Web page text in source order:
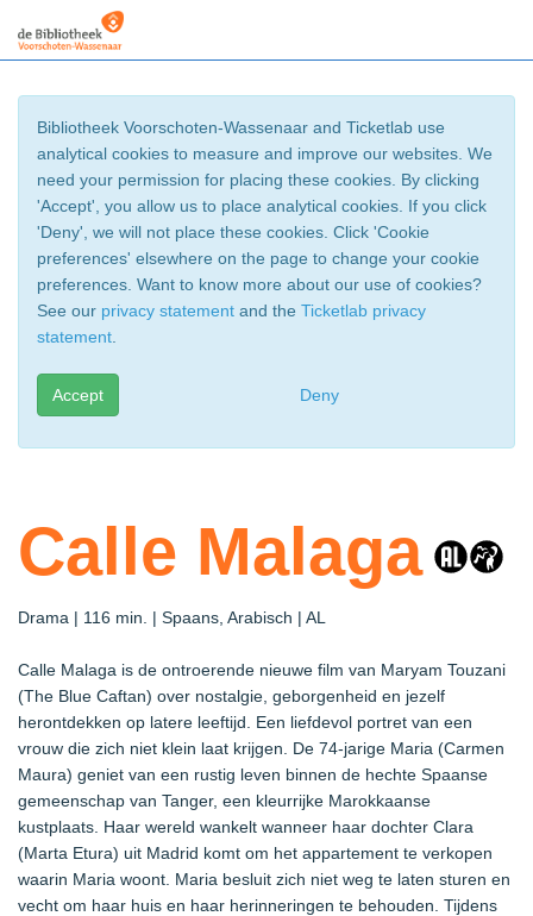
Bibliotheek Voorschoten-Wassenaar and Ticketlab use
analytical cookies to measure and improve our websites. We
need your permission for placing these cookies. By clicking
'Accept', you allow us to place analytical cookies. If you click
'Deny', we will not place these cookies. Click 'Cookie
preferences' elsewhere on the page to change your cookie
preferences. Want to know more about our use of cookies?
See our privacy statement and the Ticketlab privacy
statement
Accept Deny
Calle Malaga
Drama | 116 min. | Spaans, Arabisch | AL
Calle Malaga is de ontroerende nieuwe film van Maryam Touzani
(The Blue Caftan) over nostalgie, geborgenheid en jezelf
herontdekken op latere leeftijd. Een liefdevol portret van een
vrouw die zich niet klein laat krijgen. De 74-jarige Maria (Carmen
Maura) geniet van een rustig leven binnen de hechte Spaanse
gemeenschap van Tanger, een kleurrijke Marokkaanse
kustplaats. Haar wereld wankelt wanneer haar dochter Clara
(Marta Etura) uit Madrid komt om het appartement te verkopen
waarin Maria woont. Maria besluit zich niet weg te laten sturen en
vecht om haar huis en haar herinneringen te behouden. Tijdens